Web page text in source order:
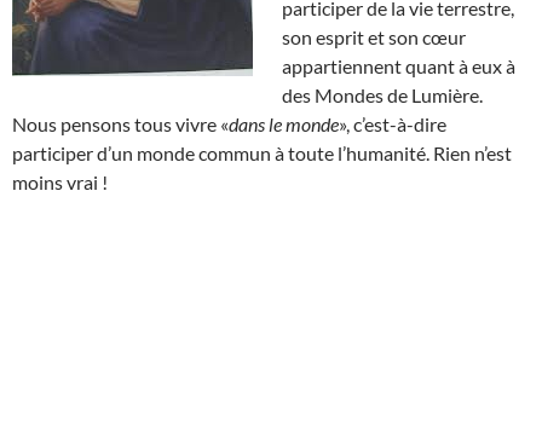
participer de la vie terrestre,
son esprit et son cœur
appartiennent quant à eux à
des Mondes de Lumière.
Nous pensons tous vivre «dans le monde», c’est-à-dire
participer d’un monde commun à toute l’humanité. Rien n’est
moins vrai !